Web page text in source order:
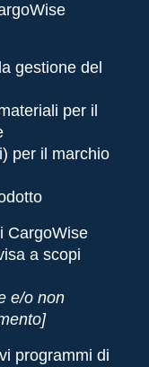
gestione del
per il
per il marchio
CargoWise
a scopi
e/o non
programmi di